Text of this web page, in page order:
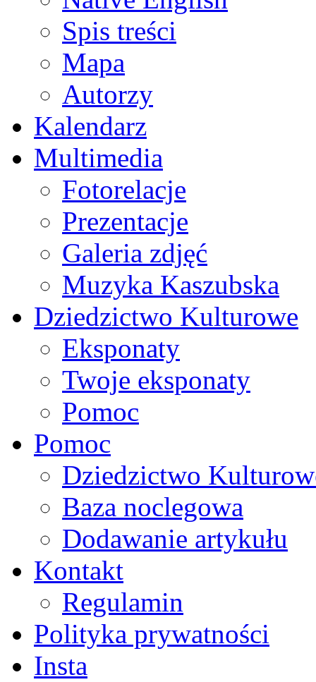
Spis treści
Mapa
Autorzy
Kalendarz
Multimedia
Fotorelacje
Prezentacje
Galeria zdjęć
Muzyka Kaszubska
Dziedzictwo Kulturowe
Eksponaty
Twoje eksponaty
Pomoc
Pomoc
Dziedzictwo
Baza noclegowa
Dodawanie artykułu
Kontakt
Regulamin
Polityka prywatności
Insta